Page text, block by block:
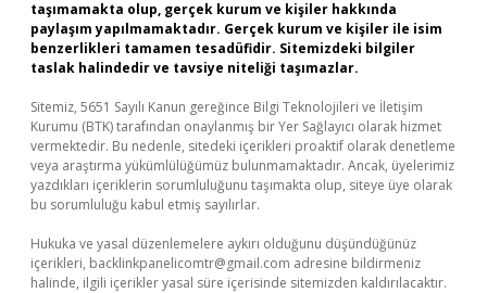
taşımamakta olup, gerçek kurum ve kişiler hakkında
paylaşım yapılmamaktadır. Gerçek kurum ve kişiler ile isim
benzerlikleri tamamen tesadüfidir. Sitemizdeki bilgiler
taslak halindedir ve tavsiye niteliği taşımazlar.
Sitemiz, 5651 Sayılı Kanun gereğince Bilgi Teknolojileri ve İletişim
Kurumu (BTK) tarafından onaylanmış bir Yer Sağlayıcı olarak hizmet
vermektedir. Bu nedenle, sitedeki içerikleri proaktif olarak denetleme
veya araştırma yükümlülüğümüz bulunmamaktadır. Ancak, üyelerimiz
yazdıkları içeriklerin sorumluluğunu taşımakta olup, siteye üye olarak
bu sorumluluğu kabul etmiş sayılırlar.
Hukuka ve yasal düzenlemelere aykırı olduğunu düşündüğünüz
içerikleri, backlinkpanelicomtr@gmail.com adresine bildirmeniz
halinde, ilgili içerikler yasal süre içerisinde sitemizden kaldırılacaktır.